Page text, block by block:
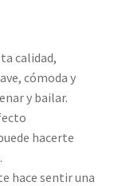
calidad,
cómoda y
y bailar.
hacerte
hace sentir una